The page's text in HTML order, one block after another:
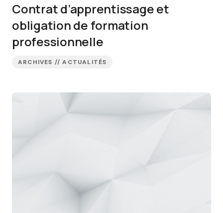
Contrat d’apprentissage et
obligation de formation
professionnelle
ARCHIVES // ACTUALITÉS